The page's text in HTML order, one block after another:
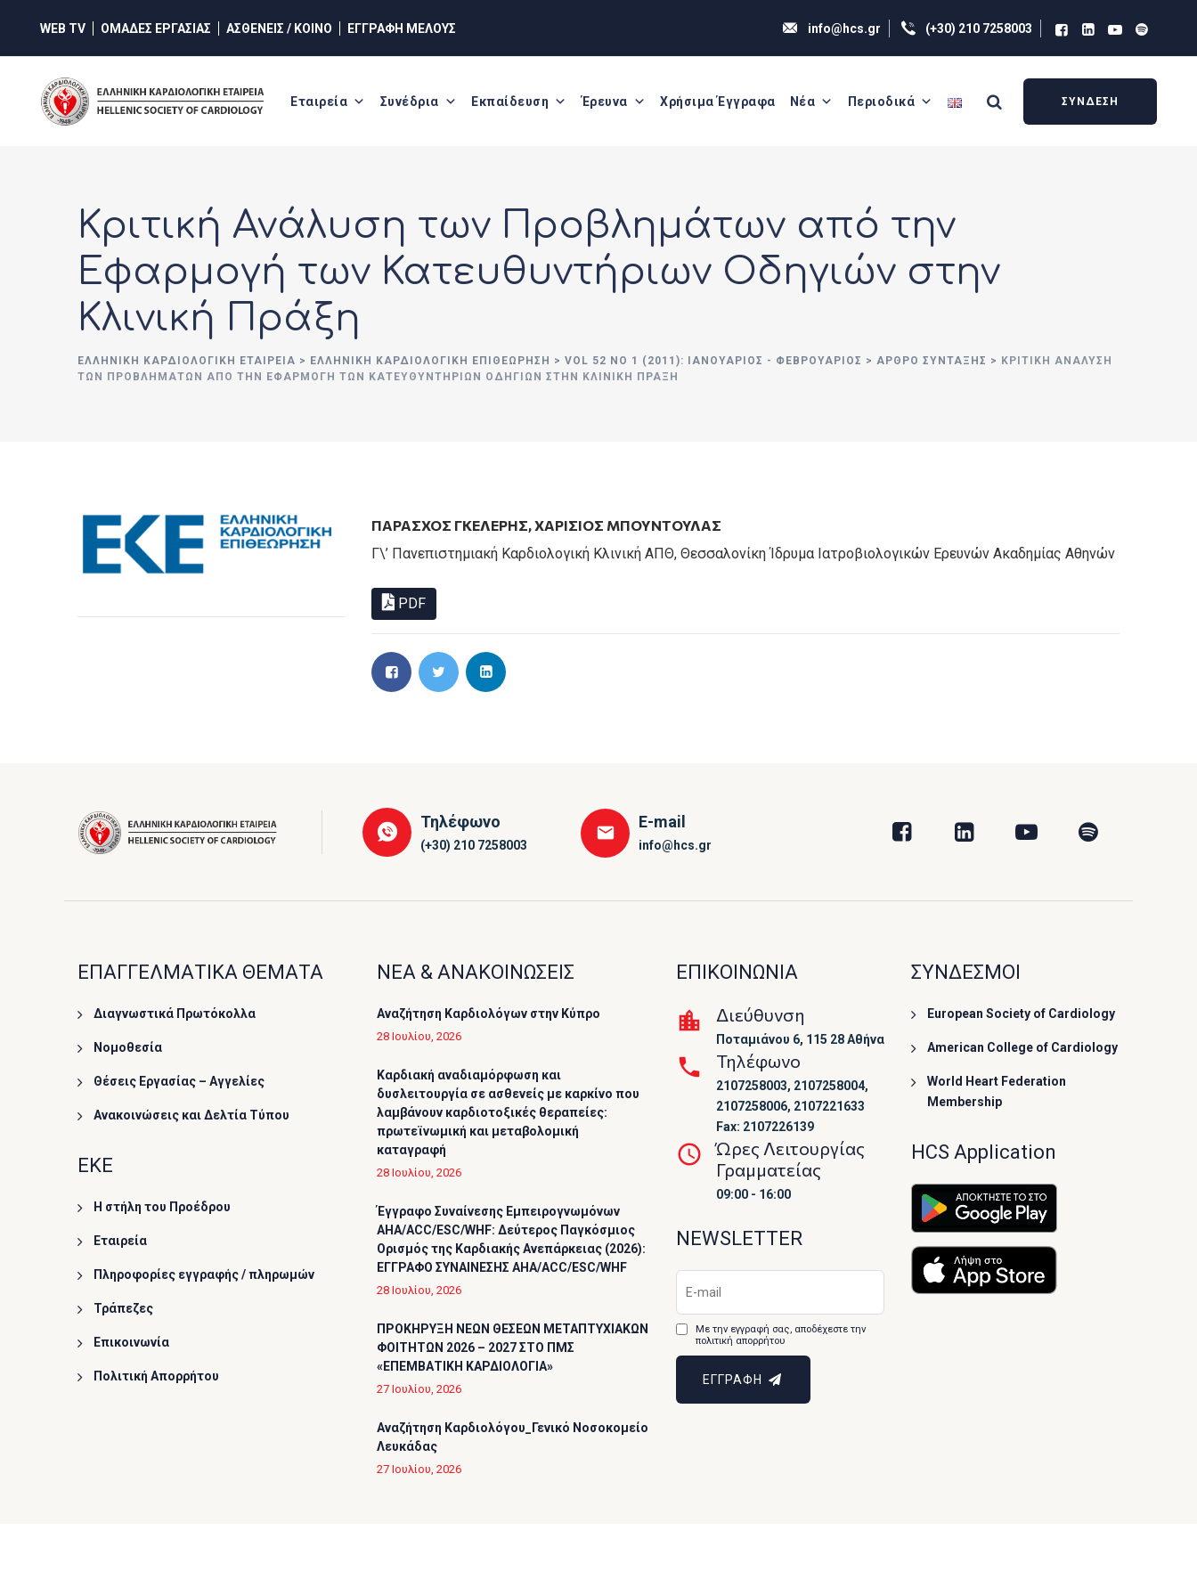
content
WEB TV ΟΜΑΔΕΣ ΕΡΓΑΣΙΑΣ ΑΣΘΕΝΕΙΣ / ΚΟΙΝΟ ΕΓΓΡΑΦΗ ΜΕΛΟΥΣ info@hcs.gr (+30) 210 7258003
Εταιρεία Συνέδρια Εκπαίδευση Έρευνα Χρήσιμα Έγγραφα Νέα Περιοδικά ΣΥΝΔΕΣΗ
Κριτική Ανάλυση των Προβλημάτων από την
Εφαρμογή των Κατευθυντήριων Οδηγιών στην
Κλινική Πράξη
ΕΛΛΗΝΙΚΉ ΚΑΡΔΙΟΛΟΓΙΚΉ ΕΤΑΙΡΕΊΑ > ΕΛΛΗΝΙΚΗ ΚΑΡΔΙΟΛΟΓΙΚΗ ΕΠΙΘΕΩΡΗΣΗ > VOL 52 NO 1 (2011): ΙΑΝΟΥΆΡΙΟΣ - ΦΕΒΡΟΥΆΡΙΟΣ > ΑΡΘΡΟ ΣΥΝΤΑΞΗΣ > ΚΡΙΤΙΚΉ ΑΝΆΛΥΣΗ
ΤΩΝ ΠΡΟΒΛΗΜΆΤΩΝ ΑΠΌ ΤΗΝ ΕΦΑΡΜΟΓΉ ΤΩΝ ΚΑΤΕΥΘΥΝΤΉΡΙΩΝ ΟΔΗΓΙΏΝ ΣΤΗΝ ΚΛΙΝΙΚΉ ΠΡΆΞΗ
ΠΑΡΑΣΧΟΣ ΓΚΕΛΕΡΗΣ,ΧΑΡΙΣΙΟΣ ΜΠΟΥΝΤΟΥΛΑΣ
Γ\’ Πανεπιστημιακή Καρδιολογική Κλινική ΑΠΘ, Θεσσαλονίκη Ίδρυμα Ιατροβιολογικών Ερευνών Ακαδημίας Αθηνών
PDF
Τηλέφωνο
(+30) 210 7258003
E-mail
info@hcs.gr
ΕΠΑΓΓΕΛΜΑΤΙΚΑ ΘΕΜΑΤΑ
Διαγνωστικά Πρωτόκολλα
Νομοθεσία
Θέσεις Εργασίας – Αγγελίες
Ανακοινώσεις και Δελτία Τύπου
ΕΚΕ
Η στήλη του Προέδρου
Εταιρεία
Πληροφορίες εγγραφής / πληρωμών
Τράπεζες
Επικοινωνία
Πολιτική Απορρήτου
ΝΕΑ & ΑΝΑΚΟΙΝΩΣΕΙΣ
Αναζήτηση Καρδιολόγων στην Κύπρο
28 Ιουλίου, 2026
Καρδιακή αναδιαμόρφωση και
δυσλειτουργία σε ασθενείς με καρκίνο που
λαμβάνουν καρδιοτοξικές θεραπείες:
πρωτεϊνωμική και μεταβολομική
καταγραφή
28 Ιουλίου, 2026
Έγγραφο Συναίνεσης Εμπειρογνωμόνων
AHA/ACC/ESC/WHF: Δεύτερος Παγκόσμιος
Ορισμός της Καρδιακής Ανεπάρκειας (2026):
ΕΓΓΡΑΦΟ ΣΥΝΑΙΝΕΣΗΣ AHA/ACC/ESC/WHF
28 Ιουλίου, 2026
ΠΡΟΚΗΡΥΞΗ ΝΕΩΝ ΘΕΣΕΩΝ ΜΕΤΑΠΤΥΧΙΑΚΩΝ
ΦΟΙΤΗΤΩΝ 2026 – 2027 ΣΤΟ ΠΜΣ
«ΕΠΕΜΒΑΤΙΚΗ ΚΑΡΔΙΟΛΟΓΙΑ»
27 Ιουλίου, 2026
Αναζήτηση Καρδιολόγου_Γενικό Νοσοκομείο
Λευκάδας
27 Ιουλίου, 2026
ΕΠΙΚΟΙΝΩΝΙΑ
Διεύθυνση
Ποταμιάνου 6, 115 28 Αθήνα
Τηλέφωνο
2107258003, 2107258004,
2107258006, 2107221633
Fax: 2107226139
Ώρες Λειτουργίας
Γραμματείας
09:00 - 16:00
NEWSLETTER
Με την εγγραφή σας, αποδέχεστε την
πολιτική απορρήτου
ΕΓΓΡΑΦΗ
ΣΥΝΔΕΣΜΟΙ
European Society of Cardiology
American College of Cardiology
World Heart Federation
Membership
HCS Application